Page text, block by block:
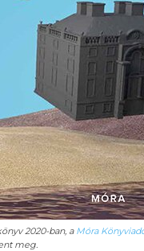
2020-ban, a Móra
meg.